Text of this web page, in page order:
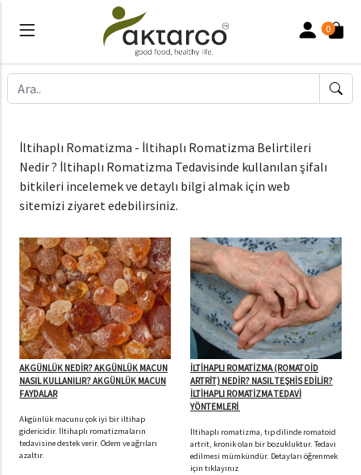
0
İltihaplı Romatizma - İltihaplı Romatizma Belirtileri
Nedir ? İltihaplı Romatizma Tedavisinde kullanılan şifalı
bitkileri incelemek ve detaylı bilgi almak için web
sitemizi ziyaret edebilirsiniz.
AKGÜNLÜK NEDİR? AKGÜNLÜK MACUN
NASIL KULLANILIR? AKGÜNLÜK MACUN
FAYDALAR
Akgünlük macunu çok iyi bir iltihap
gidericidir. İltihaplı romatizmaların
tedavisine destek verir. Ödem ve ağrıları
azaltır.
İLTİHAPLI ROMATİZMA (ROMATOİD
ARTRİT) NEDİR? NASIL TEŞHİS EDİLİR?
İLTİHAPLI ROMATİZMA TEDAVİ
YÖNTEMLERİ
İltihaplı romatizma, tıp dilinde romatoid
artrit, kronik olan bir bozukluktur. Tedavi
edilmesi mümkündür. Detayları öğrenmek
için tıklayınız